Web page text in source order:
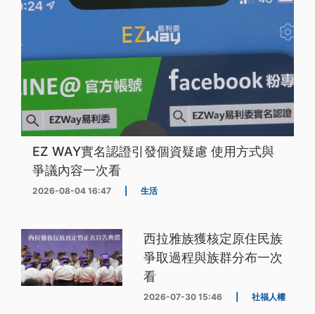
EZ WAY實名認證引發個資疑慮 使用方式與
爭議內容一次看
2026-08-04 16:47 生活
西拉雅族獲核定原住民族
爭取過程與族群分布一次
看
2026-07-30 15:46 社福人權